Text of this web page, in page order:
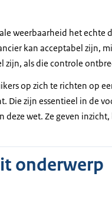
weerbaarheid het
kan acceptabel zijn,
zijn, als die controle
op zich te richten op
Die zijn essentieel in de
deze wet. Ze geven
onderwerp